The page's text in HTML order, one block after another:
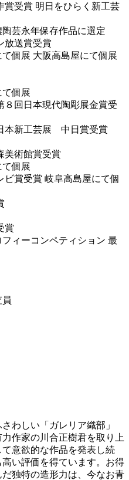
受賞 明日をひらく新工芸
芸永年保存作品に選定
放送賞受賞
個展 大阪高島屋にて個展
個展
回日本現代陶彫展金賞受
本新工芸展 中日賞受賞
美術館賞受賞
個展
賞受賞 岐阜高島屋にて個
賞
ィーコンペティション 最
わしい「ガレリア織部」
作家の川合正樹君を取り上
意欲的な作品を発表し続
い評価を得ています。お得
独特の造形力は、今なお青